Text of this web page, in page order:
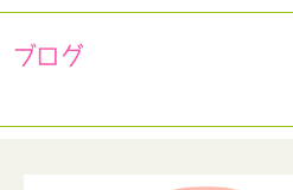
ブログ